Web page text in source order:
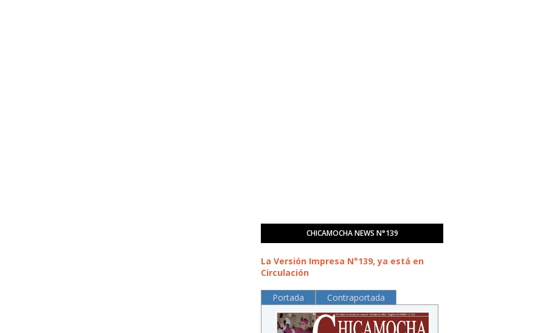
CHICAMOCHA NEWS N°139
La Versión Impresa N°139, ya está en
Circulación
Portada Contraportada